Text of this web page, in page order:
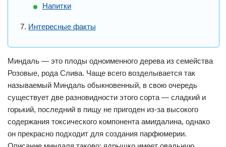
Напитки
Интересные факты
Миндаль — это плоды одноименного дерева из семейства
Розовые, рода Слива. Чаще всего возделывается так
называемый Миндаль обыкновенный, в свою очередь
существует две разновидности этого сорта — сладкий и
горький, последний в пищу не пригоден из-за высокого
содержания токсического компонента амигдалина, однако
он прекрасно подходит для создания парфюмерии.